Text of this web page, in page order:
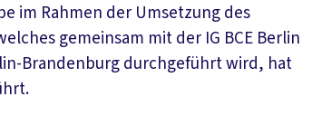
im Rahmen der Umsetzung des
gemeinsam mit der IG BCE Berlin
Brandenburg durchgeführt wird, hat